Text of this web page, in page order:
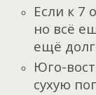
Если к 7
но всё
ещё
Юго-
сухую